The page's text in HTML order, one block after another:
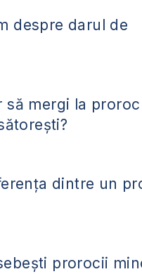
despre darul de
să mergi la
dintre un
prorocii